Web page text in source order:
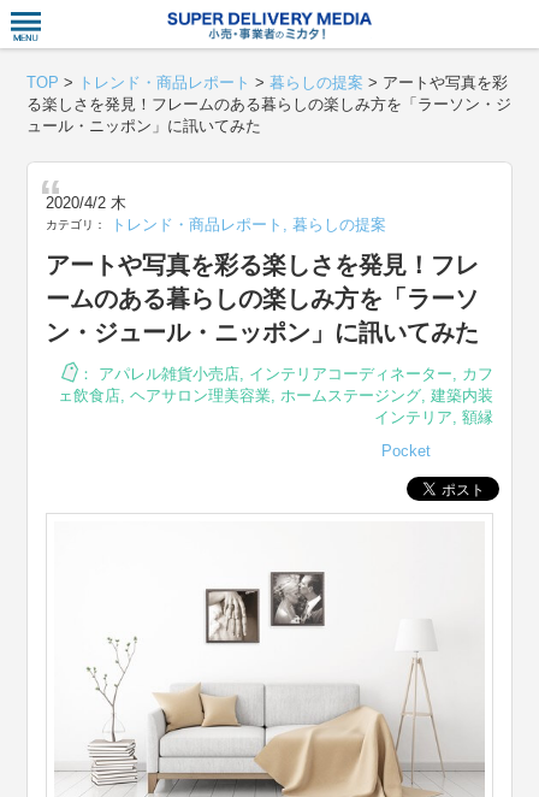
TOP > トレンド・商品レポート >暮らしの提案 > アートや写真を彩
る楽しさを発見！フレームのある暮らしの楽しみ方を「ラーソン・ジ
ュール・ニッポン」に訊いてみた
2020/4/2 木
カテゴリ： トレンド・商品レポート ,暮らしの提案
アートや写真を彩る楽しさを発見！フレ
ームのある暮らしの楽しみ方を「ラーソ
ン・ジュール・ニッポン」に訊いてみた
： アパレル雑貨小売店, インテリアコーディネーター, カフ
ェ飲食店, ヘアサロン理美容業, ホームステージング, 建築内装
インテリア, 額縁
Pocket